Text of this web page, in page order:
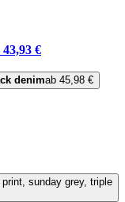
43,93 €
denimab 45,98 €